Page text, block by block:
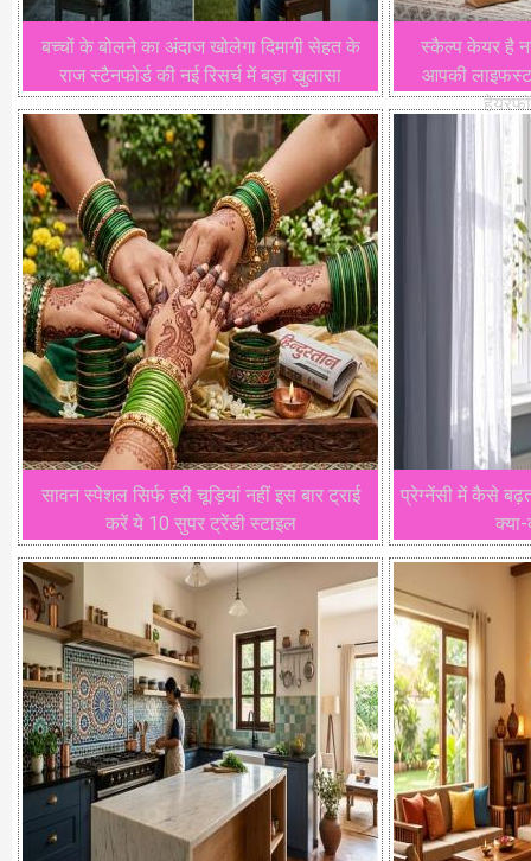
बच्चों के बोलने का अंदाज खोलेगा दिमागी सेहत के
राज स्टैनफोर्ड की नई रिसर्च में बड़ा खुलासा
स्कैल्प केयर है
आपकी
सावन स्पेशल सिर्फ हरी चूड़ियां नहीं इस बार ट्राई
करें ये 10 सुपर ट्रेंडी स्टाइल
प्रेग्नेंसी में कैसे